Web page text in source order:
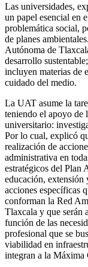
Las universidades,
un papel esencial en
problemática social,
de planes
Autónoma de
desarrollo
incluyen materias de
cuidado del medio.
La UAT asume la
teniendo el apoyo de
universitario:
Por lo cual, explicó
realización de
administrativa en
estratégicos del Plan
educación,
acciones específicas
conforman la Red
Tlaxcala y que serán
función de las
profesional que se
viabilidad en
integran a la Máxima